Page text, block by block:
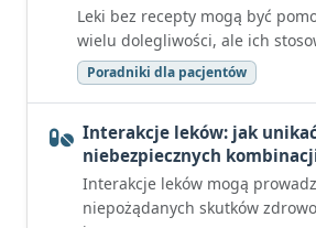
Leki bez recepty mogą być
wielu dolegliwości, ale ich
Poradniki dla pacjentów
Interakcje leków: jak
niebezpiecznych
Interakcje leków mogą
niepożądanych skutków